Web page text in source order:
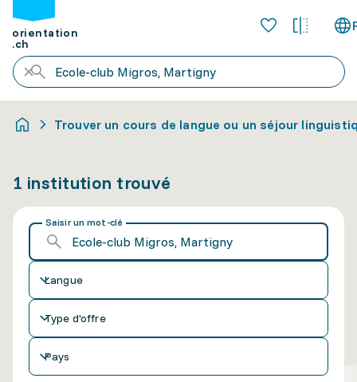
orientation
.ch
Trouver un cours de langue ou un séjour
1 institution trouvé
Saisir un mot-clé
Langue
Type d'offre
Pays